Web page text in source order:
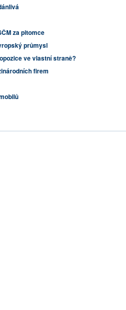
za pitomce
průmysl
ve vlastní straně?
firem